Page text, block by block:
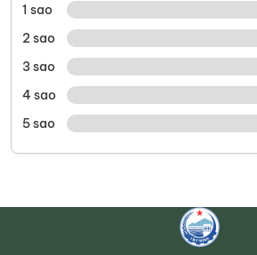
1 sao
2 sao
3 sao
4 sao
5 sao